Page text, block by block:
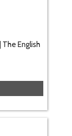
English